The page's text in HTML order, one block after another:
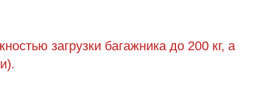
загрузки багажника до 200 кг, а